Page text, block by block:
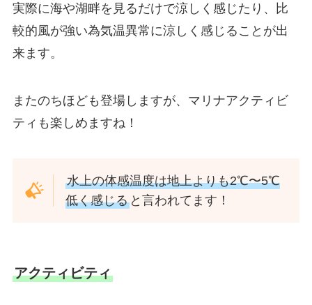
実際に海や湖畔を見るだけで涼しく感じたり、比
較的風が強い為気温異常に涼しく感じることが出
来ます。
またのちほども登場しますが、マリナアクティビ
ティも楽しめますね！
水上の体感温度は地上よりも2℃〜5℃
低く感じる と言われてます！
アクティビティ